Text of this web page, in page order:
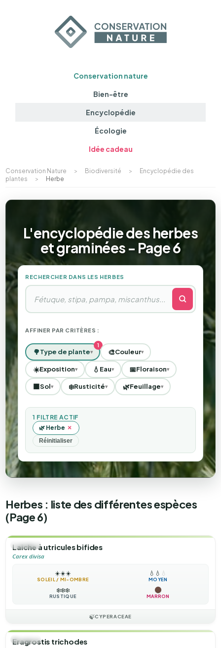
Conservation nature
Bien-être
Encyclopédie
Écologie
Idée cadeau
Conservation Nature > Biodiversité >
Encyclopédie des
plantes
> Herbe
L'encyclopédie des herbes
et graminées - Page 6
RECHERCHER DANS LES HERBES
AFFINER PAR CRITÈRES :
🌳Type de plante▾ 🎨Couleur▾
☀️Exposition▾ 💧 Eau▾ 📅Floraison▾
🟫Sol▾ ❄️Rusticité▾ 🌿Feuillage▾
1 FILTRE ACTIF
🌿 Herbe ×
Réinitialiser
Herbes : liste des différentes espèces
(Page 6)
🌿HERBE
Laiche à utricules bifides
Carex divisa
☀️☀️☀️
SOLEIL / MI-OMBRE
💧 💧 💧
MOYEN
❄️❄️❄️
RUSTIQUE MARRON
🍃CYPERACEAE
🌿HERBE
Eragrostis trichodes